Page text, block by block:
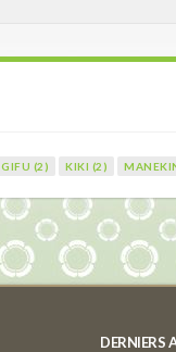
GIFU (2) KIKI (2)
DERNIERS